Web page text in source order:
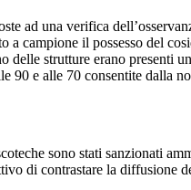
ad una verifica
campione il possesso del
strutture erano presenti
90 e alle 70 consentite dalla
sono stati sanzionati
di contrastare la